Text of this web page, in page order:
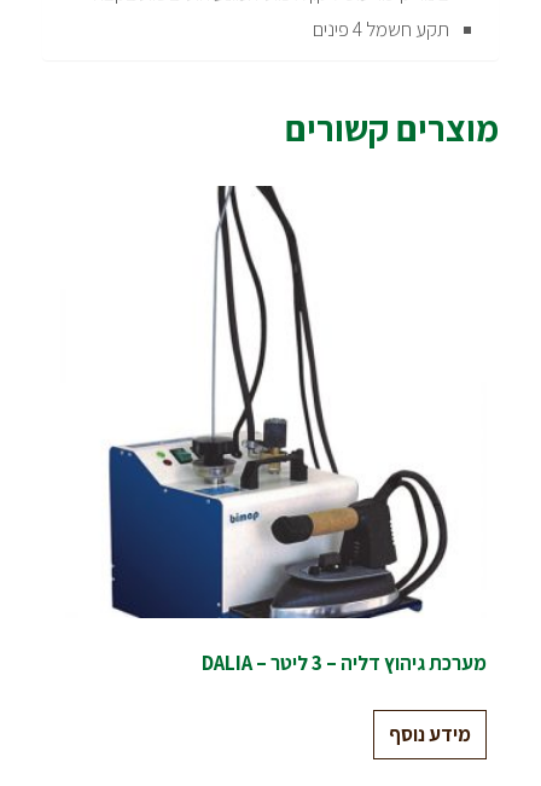
תקע חשמל 4 פינים
מוצרים קשורים
מערכת גיהוץ דליה – 3 ליטר – DALIA
מידע נוסף